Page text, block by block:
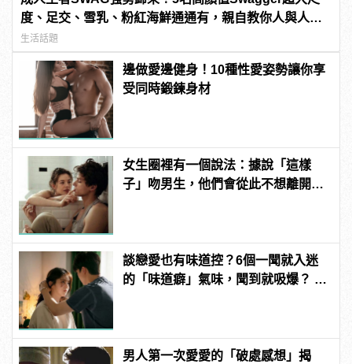
度、足交、雪乳、粉紅海鮮通通有，親自教你人與人的
連結！ | manfashion這樣變型男
生活話題
邊做愛邊健身！10種性愛姿勢讓你享
受同時鍛鍊身材
女生圈裡有一個說法：據說「這樣
子」吻男生，他們會從此不想離開自
談戀愛也有味道控？6個一聞就入迷
的「味道癖」氣味，聞到就吸爆？ |
男人第一次愛愛的「破處感想」揭